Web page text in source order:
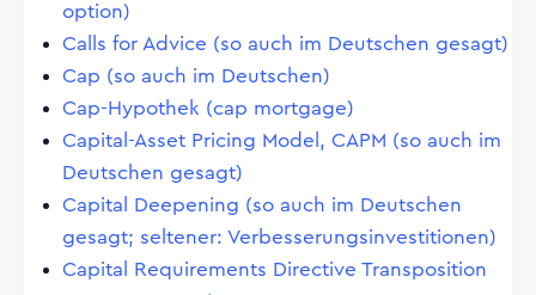
option)
Calls for Advice (so auch im Deutschen gesagt)
Cap (so auch im Deutschen)
Cap-Hypothek (cap mortgage)
Capital-Asset Pricing Model, CAPM (so auch im
Deutschen gesagt)
Capital Deepening (so auch im Deutschen
gesagt; seltener: Verbesserungsinvestitionen)
Capital Requirements Directive Transposition